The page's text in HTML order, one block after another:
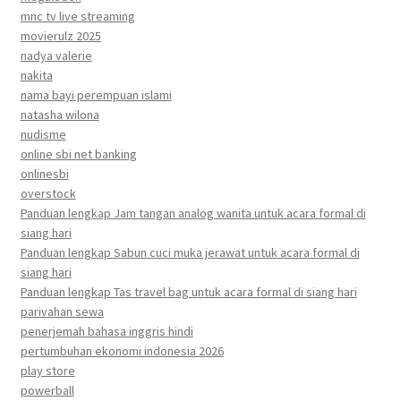
mnc tv live streaming
movierulz 2025
nadya valerie
nakita
nama bayi perempuan islami
natasha wilona
nudisme
online sbi net banking
onlinesbi
overstock
Panduan lengkap Jam tangan analog wanita untuk acara formal di
siang hari
Panduan lengkap Sabun cuci muka jerawat untuk acara formal di
siang hari
Panduan lengkap Tas travel bag untuk acara formal di siang hari
parivahan sewa
penerjemah bahasa inggris hindi
pertumbuhan ekonomi indonesia 2026
play store
powerball